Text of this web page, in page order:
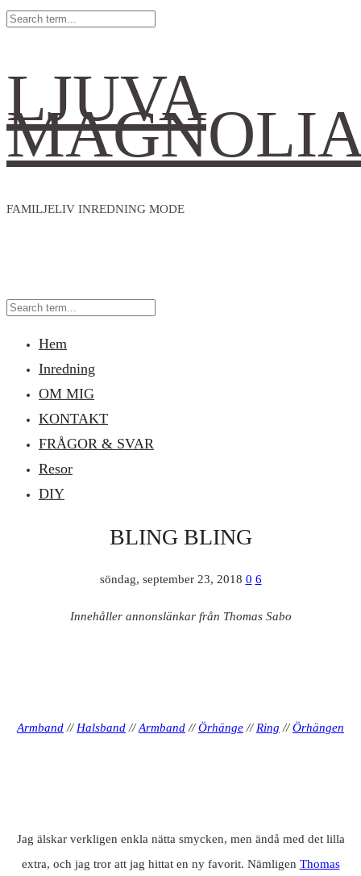
LJUVA
FAMILJELIV INREDNING MODE
Hem
Inredning
OM MIG
KONTAKT
FRÅGOR & SVAR
Resor
DIY
BLING BLING
söndag, september 23, 2018 0 6
Innehåller annonslänkar från Thomas Sabo
Armband//Halsband//Armband//Örhänge//Ring //Örhängen
Jag älskar verkligen enkla nätta smycken, men ändå med det lilla
extra, och jag tror att jag hittat en ny favorit. Nämligen Thomas